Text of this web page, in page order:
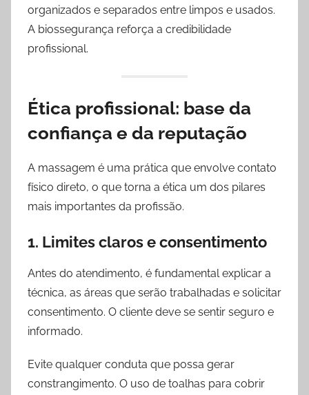
organizados e separados entre limpos e usados.
A biossegurança reforça a credibilidade
profissional.
Ética profissional: base da
confiança e da reputação
A massagem é uma prática que envolve contato
físico direto, o que torna a ética um dos pilares
mais importantes da profissão.
1. Limites claros e consentimento
Antes do atendimento, é fundamental explicar a
técnica, as áreas que serão trabalhadas e solicitar
consentimento. O cliente deve se sentir seguro e
informado.
Evite qualquer conduta que possa gerar
constrangimento. O uso de toalhas para cobrir